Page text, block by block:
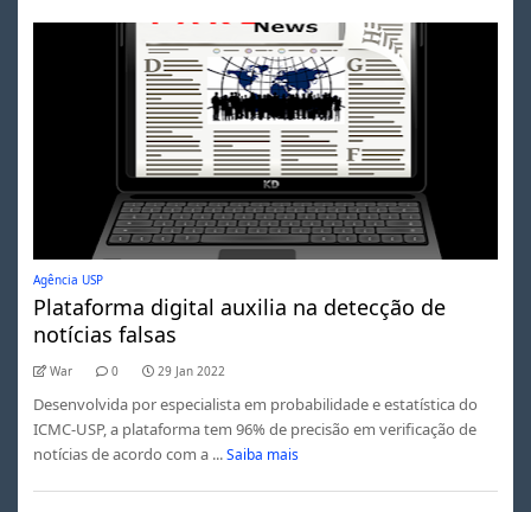
Agência USP
Plataforma digital auxilia na detecção de
notícias falsas
War 0 29 Jan 2022
Desenvolvida por especialista em probabilidade e estatística do
ICMC-USP, a plataforma tem 96% de precisão em verificação de
notícias de acordo com a ... Saiba mais